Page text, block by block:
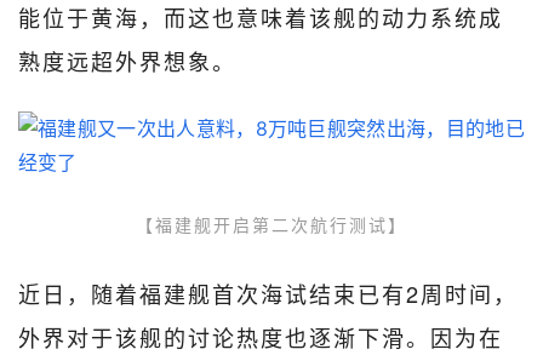
能位于黄海，而这也意味着该舰的动力系统成
熟度远超外界想象。
【福建舰开启第二次航行测试】
近日，随着福建舰首次海试结束已有2周时间，
外界对于该舰的讨论热度也逐渐下滑。因为在